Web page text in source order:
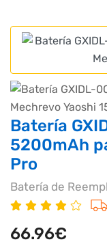
Batería
5200mAh
Pro
Batería de
66.96€